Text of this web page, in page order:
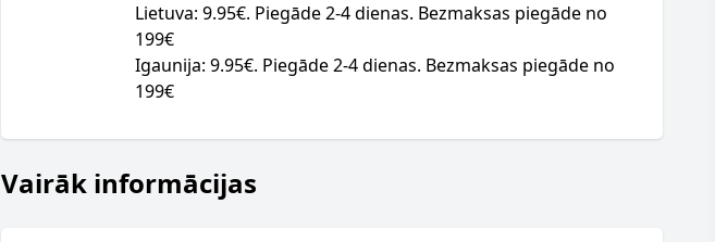
Lietuva: 9.95€. Piegāde 2-4 dienas. Bezmaksas piegāde no
199€
Igaunija: 9.95€. Piegāde 2-4 dienas. Bezmaksas piegāde no
199€
Vairāk informācijas